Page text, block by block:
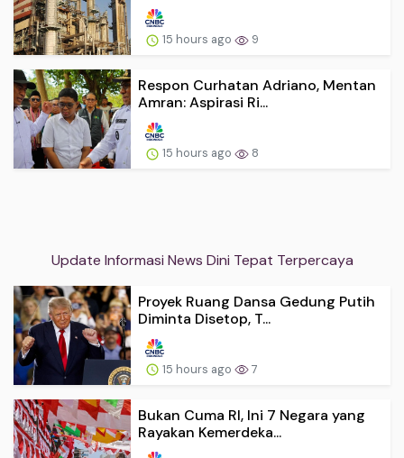
15 hours ago 9
Respon Curhatan Adriano, Mentan
Amran: Aspirasi Ri...
15 hours ago 8
Update Informasi News Dini Tepat Terpercaya
Proyek Ruang Dansa Gedung Putih
Diminta Disetop, T...
15 hours ago 7
Bukan Cuma RI, Ini 7 Negara yang
Rayakan Kemerdeka...